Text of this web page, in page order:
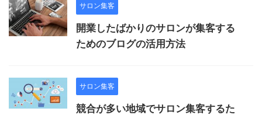
サロン集客
開業したばかりのサロンが集客する
ためのブログの活用方法
サロン集客
競合が多い地域でサロン集客するた